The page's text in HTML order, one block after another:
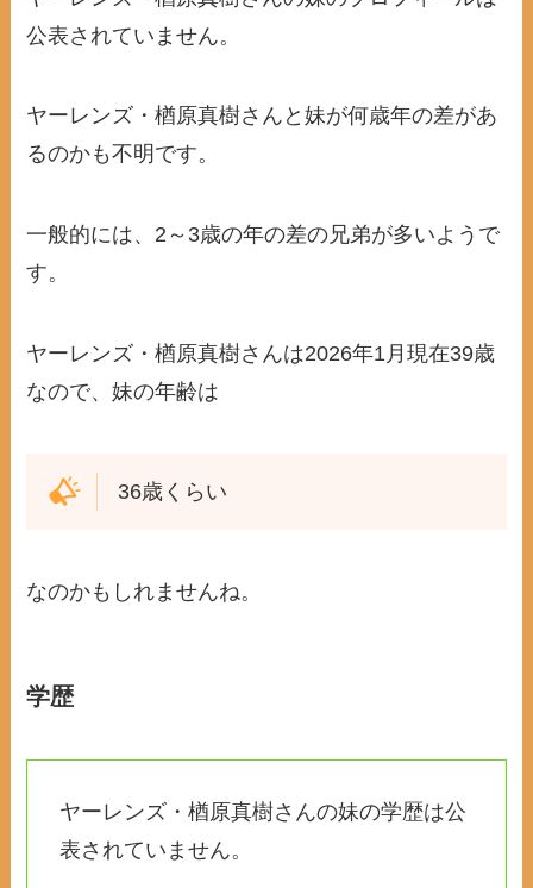
公表されていません。
ヤーレンズ・楢原真樹さんと妹が何歳年の差があ
るのかも不明です。
一般的には、2～3歳の年の差の兄弟が多いようで
す。
ヤーレンズ・楢原真樹さんは2026年1月現在39歳
なので、妹の年齢は
36歳くらい
なのかもしれませんね。
学歴
ヤーレンズ・楢原真樹さんの妹の学歴は公
表されていません。